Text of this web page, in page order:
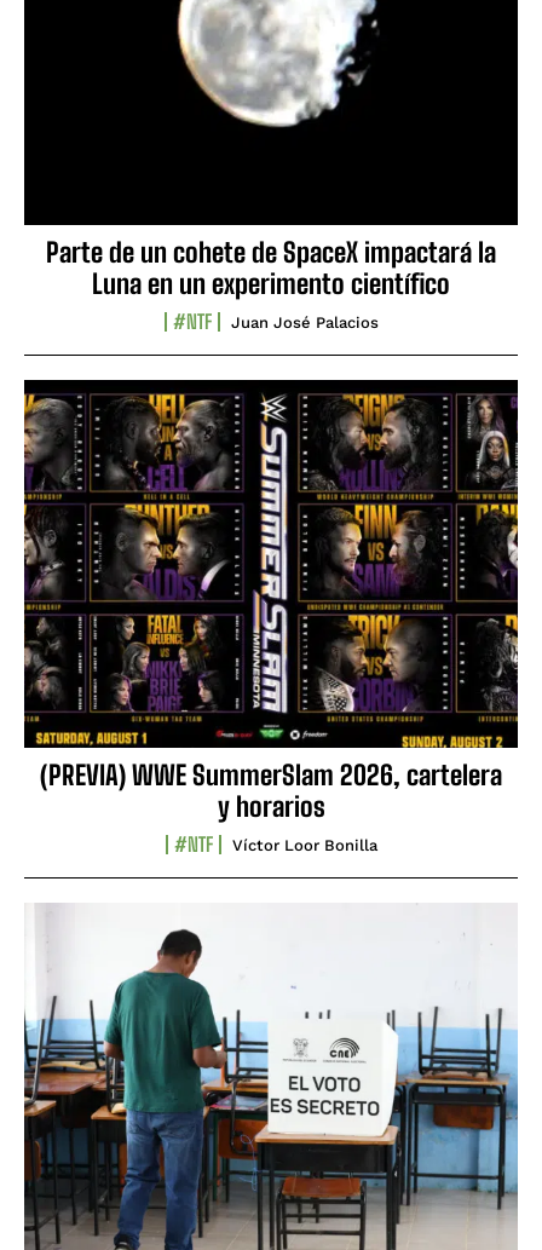
Parte de un cohete de SpaceX impactará la
Luna en un experimento científico
#NTF Juan José Palacios
(PREVIA) WWE SummerSlam 2026, cartelera
y horarios
#NTF Víctor Loor Bonilla